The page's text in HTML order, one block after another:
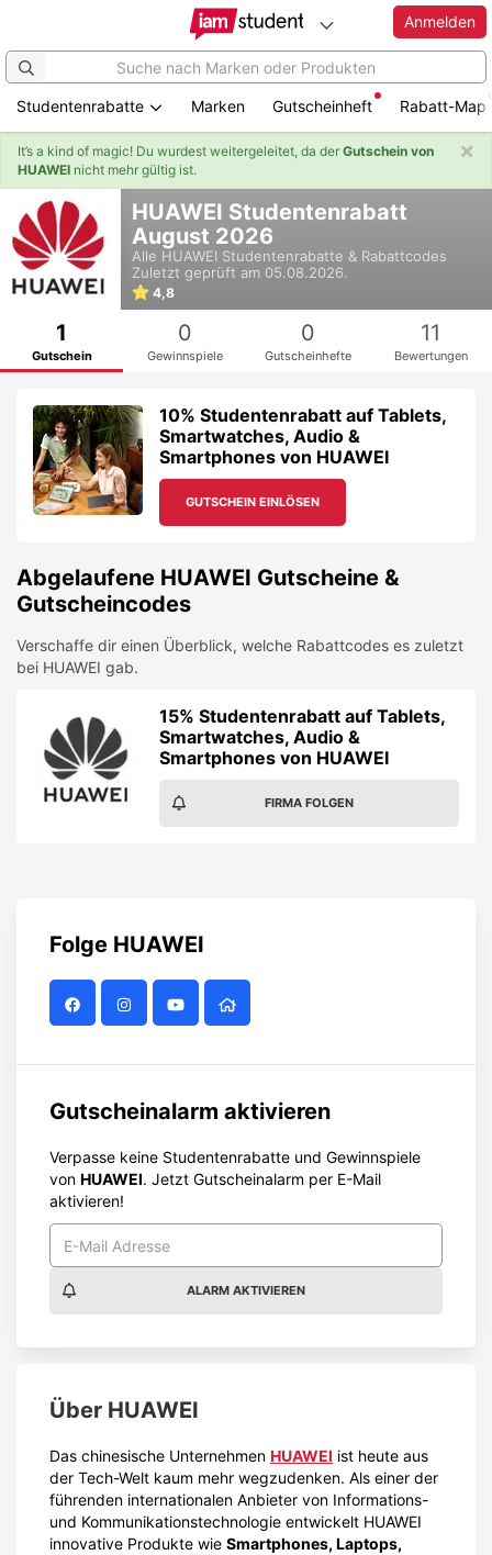
×
It’s a kind of magic! Du wurdest weitergeleitet, da der Gutschein von
HUAWEI nicht mehr gültig ist.
Hauptinhalt
springen
Anmelden
Studentenrabatte Marken Gutscheinheft Rabatt-Map
HUAWEI Studentenrabatt
August 2026
Alle HUAWEI Studentenrabatte & Rabattcodes
Zuletzt geprüft am 05.08.2026.
4,8
1
Gutschein
0
Gewinnspiele
0
Gutscheinhefte
11
Bewertungen
10% Studentenrabatt auf Tablets,
Smartwatches, Audio &
Smartphones von HUAWEI
GUTSCHEIN EINLÖSEN
Abgelaufene HUAWEI Gutscheine &
Gutscheincodes
Verschaffe dir einen Überblick, welche Rabattcodes es zuletzt
bei HUAWEI gab.
15% Studentenrabatt auf Tablets,
Smartwatches, Audio &
Smartphones von HUAWEI
FIRMA FOLGEN
Folge HUAWEI
Gutscheinalarm aktivieren
Verpasse keine Studentenrabatte und Gewinnspiele
von HUAWEI. Jetzt Gutscheinalarm per E-Mail
aktivieren!
ALARM AKTIVIEREN
Über HUAWEI
Das chinesische Unternehmen HUAWEI ist heute aus
der Tech-Welt kaum mehr wegzudenken. Als einer der
führenden internationalen Anbieter von Informations-
und Kommunikationstechnologie entwickelt HUAWEI
innovative Produkte wie Smartphones, Laptops,